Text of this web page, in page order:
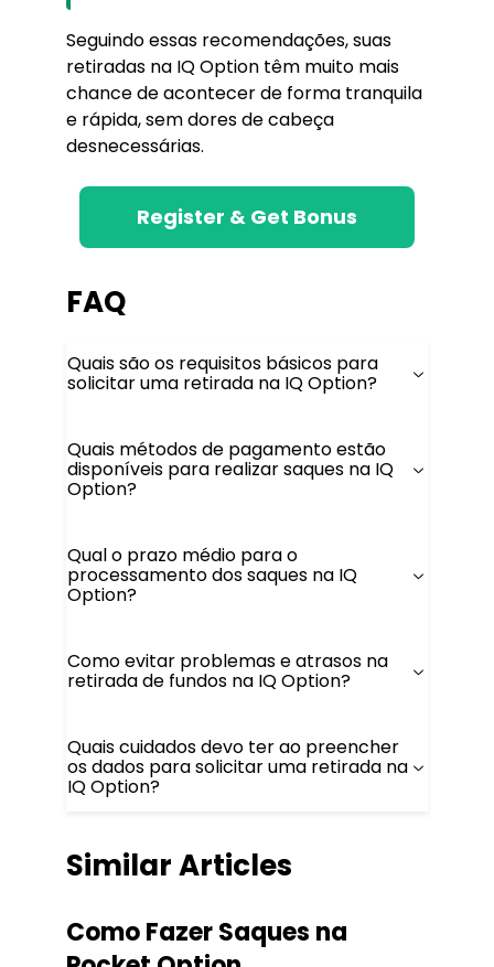
Seguindo essas recomendações, suas
retiradas na IQ Option têm muito mais
chance de acontecer de forma tranquila
e rápida, sem dores de cabeça
desnecessárias.
Register & Get Bonus
FAQ
Quais são os requisitos básicos para
solicitar uma retirada na IQ Option?
Quais métodos de pagamento estão
disponíveis para realizar saques na IQ
Option?
Qual o prazo médio para o
processamento dos saques na IQ
Option?
Como evitar problemas e atrasos na
retirada de fundos na IQ Option?
Quais cuidados devo ter ao preencher
os dados para solicitar uma retirada na
IQ Option?
Similar Articles
Como Fazer Saques na